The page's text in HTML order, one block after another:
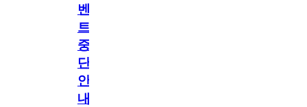
벤
트
중
단
안
내